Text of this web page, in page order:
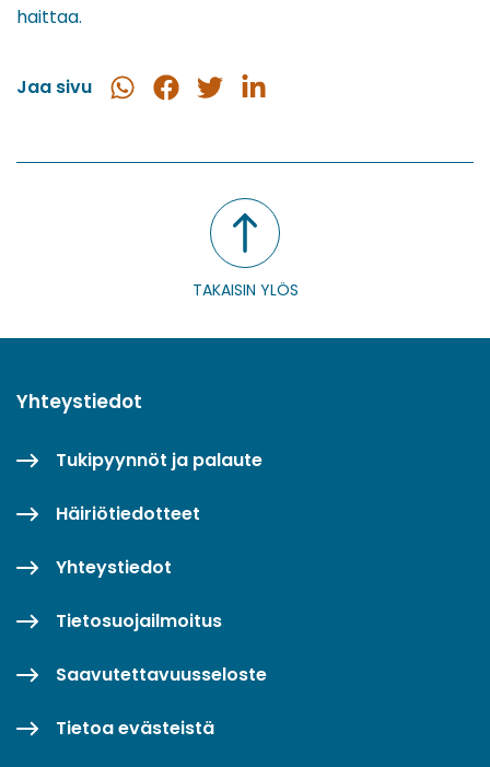
haittaa.
Jaa sivu
Jaa
Jaa
Jaa
Jaa
TAKAISIN YLÖS
Yhteystiedot
Tukipyynnöt ja palaute
Häiriötiedotteet
Yhteystiedot
Tietosuojailmoitus
Saavutettavuusseloste
Tietoa evästeistä